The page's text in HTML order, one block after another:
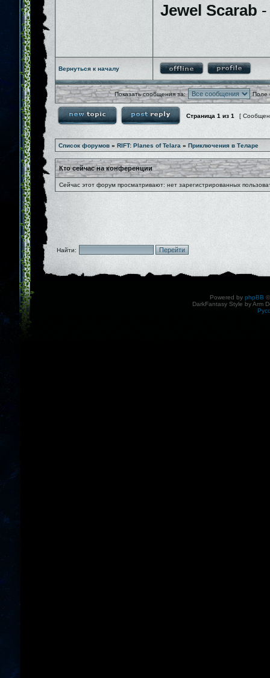
Jewel Scarab
Вернуться к началу
Показать сообщения за: Поле
Страница 1 из 1 [
Список форумов » RIFT: Planes of Telara » Приключения в Теларе
Кто сейчас на конференции
Сейчас этот форум просматривают: нет зарегистрированных
Найти:
Powered by phpBB
DarkFantasy Style by Arm